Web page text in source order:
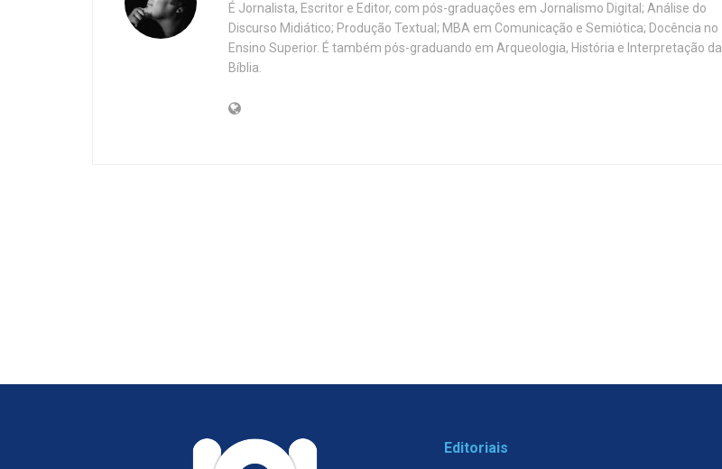
É Jornalista, Escritor e Editor, com pós-graduações em Jornalismo Digital; Análise do
Discurso Midiático; Produção Textual; MBA em Comunicação e Semiótica; Docência no
Ensino Superior. É também pós-graduando em Arqueologia, História e Interpretação da
Bíblia.
Editoriais